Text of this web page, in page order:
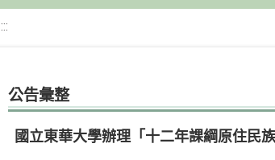
:::
公告彙整
國立東華大學辦理「十二年課綱原住民